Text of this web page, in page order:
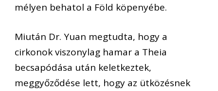
mélyen behatol a Föld köpenyébe.
Miután Dr. Yuan megtudta, hogy a
cirkonok viszonylag hamar a Theia
becsapódása után keletkeztek,
meggyőződése lett, hogy az ütközésnek